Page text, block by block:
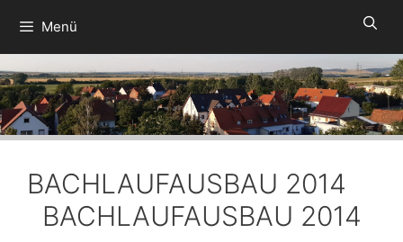
Inhalt
springen
Menü
BACHLAUFAUSBAU 2014
BACHLAUFAUSBAU 2014